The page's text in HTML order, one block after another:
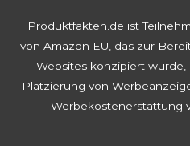
Produktfakten.de ist
von Amazon EU, das zur
Websites konzipiert
Platzierung von
Werbekostenerstattung